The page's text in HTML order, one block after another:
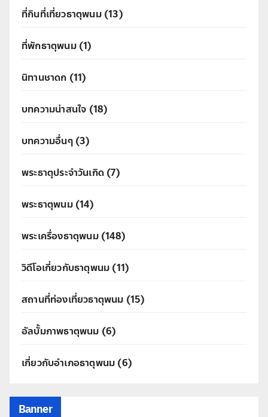
ที่กินที่เที่ยวธาตุพนม(13)
ที่พักธาตุพนม(1)
นิทานชาดก (11)
บทความน่าสนใจ (18)
บทความอื่นๆ(3)
พระธาตุประจำวันเกิด (7)
พระธาตุพนม(14)
พระเครื่องธาตุพนม(148)
วิดีโอเกี่ยวกับธาตุพนม (11)
สถานที่ท่องเที่ยวธาตุพนม (15)
อัลบั้มภาพธาตุพนม (6)
เกี่ยวกับอำเภอธาตุพนม (6)
Banner